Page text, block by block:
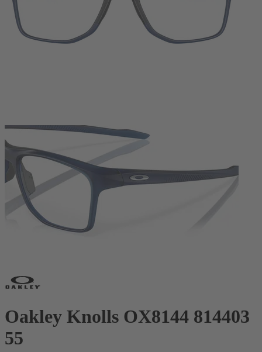
Oakley Knolls OX8144 814403
55